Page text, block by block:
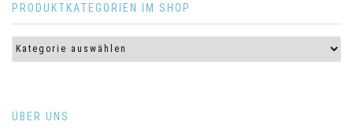
PRODUKTKATEGORIEN IM SHOP
ÜBER UNS